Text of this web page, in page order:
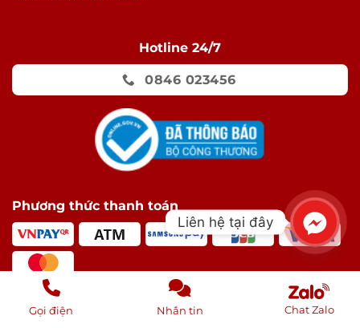
Hotline 24/7
0846 023456
Phương thức thanh toán
Gọi điện Nhắn tin Chat Zalo
Liên hệ tại đây